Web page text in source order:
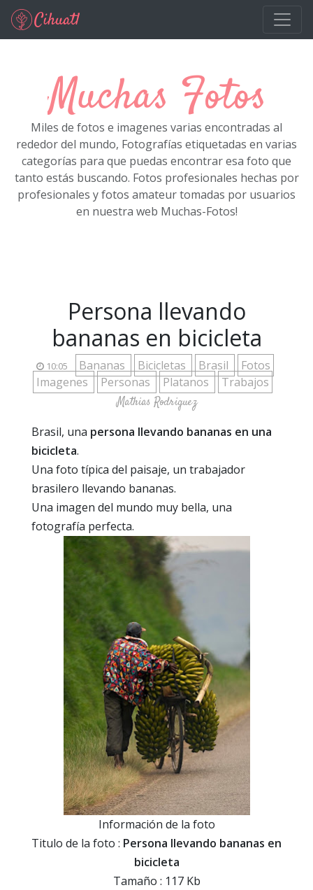
Ir al contenido principal
Muchas Fotos
Miles de fotos e imagenes varias encontradas al
rededor del mundo, Fotografías etiquetadas en varias
categorías para que puedas encontrar esa foto que
tanto estás buscando. Fotos profesionales hechas por
profesionales y fotos amateur tomadas por usuarios
en nuestra web Muchas-Fotos!
Persona llevando
bananas en bicicleta
10:05 Bananas Bicicletas Brasil
Fotos
Imagenes
Personas Platanos Trabajos
Mathias Rodriguez
Brasil, una persona llevando bananas en una
bicicleta.
Una foto típica del paisaje, un trabajador
brasilero llevando bananas.
Una imagen del mundo muy bella, una
fotografía perfecta.
Información de la foto
Titulo de la foto : Persona llevando bananas en
bicicleta
Tamaño : 117 Kb